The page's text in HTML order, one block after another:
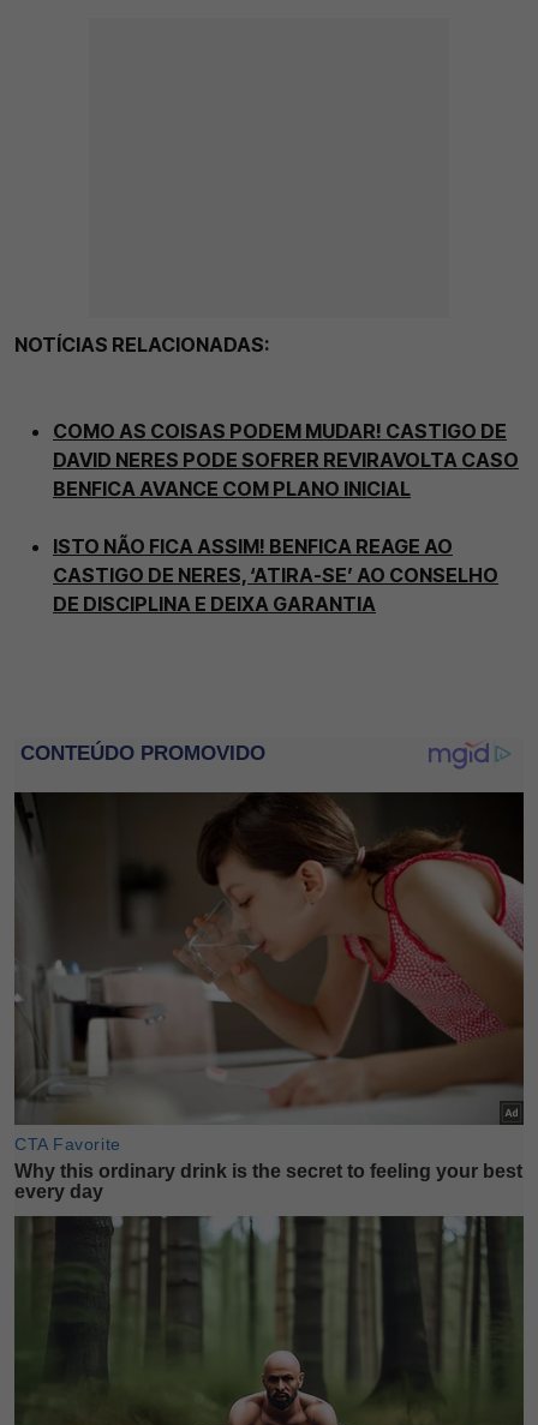
NOTÍCIAS RELACIONADAS:
COMO AS COISAS PODEM MUDAR! CASTIGO DE
DAVID NERES PODE SOFRER REVIRAVOLTA CASO
BENFICA AVANCE COM PLANO INICIAL
ISTO NÃO FICA ASSIM! BENFICA REAGE AO
CASTIGO DE NERES, ‘ATIRA-SE’ AO CONSELHO
DE DISCIPLINA E DEIXA GARANTIA